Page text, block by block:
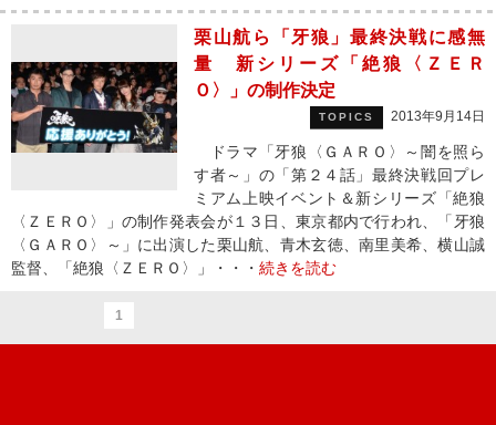
栗山航ら「牙狼」最終決戦に感無
量 新シリーズ「絶狼〈ＺＥＲ
Ｏ〉」の制作決定
TOPICS 2013年9月14日
ドラマ「牙狼〈ＧＡＲＯ〉～闇を照ら
す者～」の「第２４話」最終決戦回プレ
ミアム上映イベント＆新シリーズ「絶狼
〈ＺＥＲＯ〉」の制作発表会が１３日、東京都内で行われ、「牙狼
〈ＧＡＲＯ〉～」に出演した栗山航、青木玄徳、南里美希、横山誠
監督、「絶狼〈ＺＥＲＯ〉」・・・ 続きを読む
1